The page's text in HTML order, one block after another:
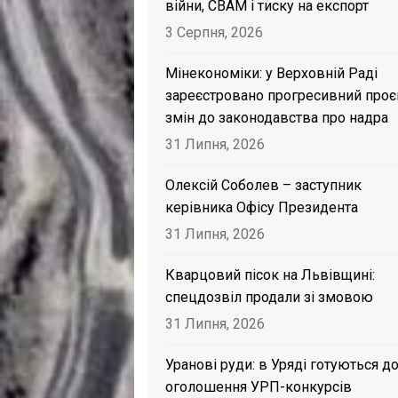
війни, CBAM і тиску на експорт
3 Серпня, 2026
Мінекономіки: у Верховній Раді
зареєстровано прогресивний
змін до законодавства про надра
31 Липня, 2026
Олексій Соболев – заступник
керівника Офісу Президента
31 Липня, 2026
Кварцовий пісок на Львівщині:
спецдозвіл продали зі змовою
31 Липня, 2026
Уранові руди: в Уряді готуються до
оголошення УРП-конкурсів